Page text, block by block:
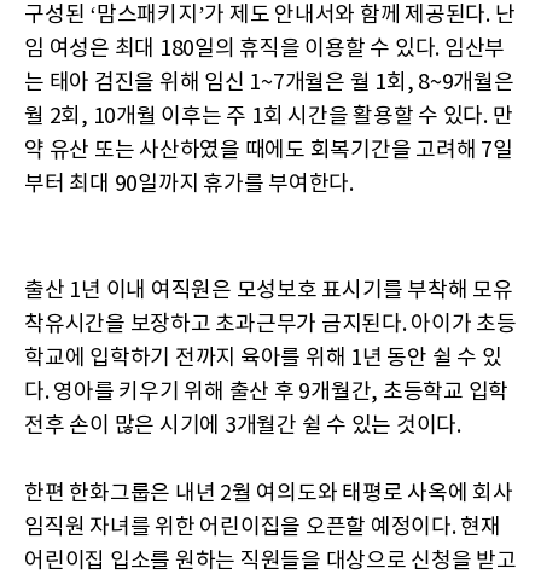
구성된 ‘맘스패키지’가 제도 안내서와 함께 제공된다. 난
임 여성은 최대 180일의 휴직을 이용할 수 있다. 임산부
는 태아 검진을 위해 임신 1~7개월은 월 1회, 8~9개월은
월 2회, 10개월 이후는 주 1회 시간을 활용할 수 있다. 만
약 유산 또는 사산하였을 때에도 회복기간을 고려해 7일
부터 최대 90일까지 휴가를 부여한다.
출산 1년 이내 여직원은 모성보호 표시기를 부착해 모유
착유시간을 보장하고 초과근무가 금지된다. 아이가 초등
학교에 입학하기 전까지 육아를 위해 1년 동안 쉴 수 있
다. 영아를 키우기 위해 출산 후 9개월간, 초등학교 입학
전후 손이 많은 시기에 3개월간 쉴 수 있는 것이다.
한편 한화그룹은 내년 2월 여의도와 태평로 사옥에 회사
임직원 자녀를 위한 어린이집을 오픈할 예정이다. 현재
어린이집 입소를 원하는 직원들을 대상으로 신청을 받고